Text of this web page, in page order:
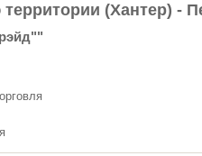
(Хантер) -